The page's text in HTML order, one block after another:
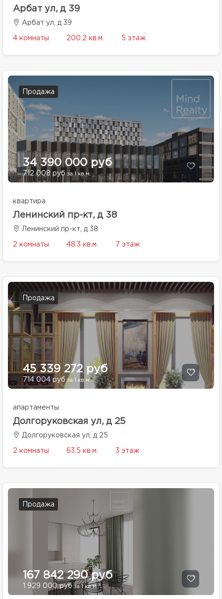
Арбат ул, д 39
Арбат ул, д 39
4 комнаты 200.2 кв.м. 5 этаж
Продажа
34 390 000 руб
712 008 рубза 1 кв.м.
квартира
Ленинский пр-кт, д 38
Ленинский пр-кт, д 38
2 комнаты 48.3 кв.м. 7 этаж
Продажа
45 339 272 руб
714 004 рубза 1 кв.м.
апартаменты
Долгоруковская ул, д 25
Долгоруковская ул, д 25
2 комнаты 63.5 кв.м. 3 этаж
Продажа
167 842 290 руб
1 929 000 руб за 1 кв.м.